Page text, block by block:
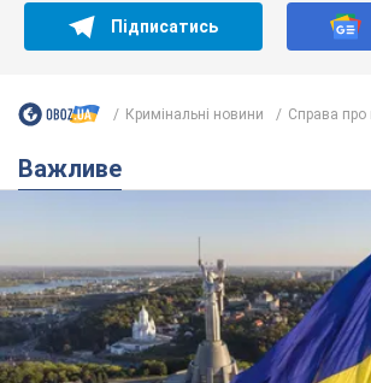
чому її боялася Російська
розповідають у школі
Державним символом є тільки перший
Олександру Пономарьову – 53:
відомо про трьох дітей секс-
символа 90-х та який вигляд вони
мають
За розвитком кар'єри артист не забував